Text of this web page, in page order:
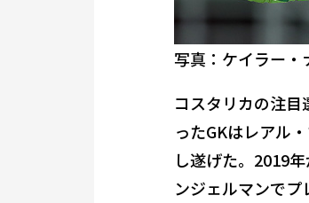
写真：ケイラー
コスタリカの注
ったGKはレアル
し遂げた。2019
ンジェルマンでプ